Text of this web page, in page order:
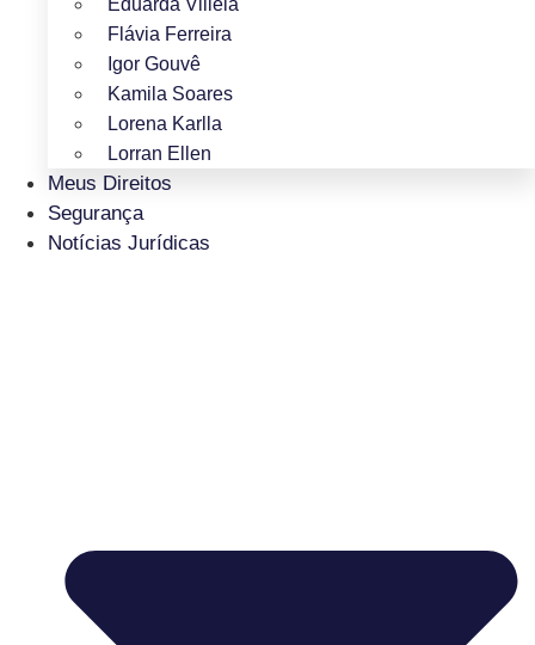
Eduarda Villela
Flávia Ferreira
Igor Gouvê
Kamila Soares
Lorena Karlla
Lorran Ellen
Meus Direitos
Segurança
Notícias Jurídicas